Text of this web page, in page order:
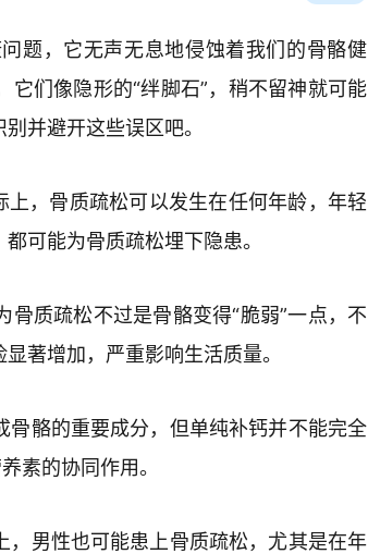
题，它无声无息地侵蚀着我们的骨骼健
们像隐形的“绊脚石”，稍不留神就可能
并避开这些误区吧。
，骨质疏松可以发生在任何年龄，年轻
可能为骨质疏松埋下隐患。
质疏松不过是骨骼变得“脆弱”一点，不
著增加，严重影响生活质量。
骼的重要成分，但单纯补钙并不能完全
素的协同作用。
男性也可能患上骨质疏松，尤其是在年